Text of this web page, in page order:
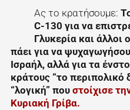
Ας το κρατήσουμε:
C‑130 για να
Γλυκερία και άλλοι
πάει για να
Ισραήλ, αλλά για τα
κράτους “το περιπολικό
“λογική” που στοίχισε
Κυριακή Γρίβα.